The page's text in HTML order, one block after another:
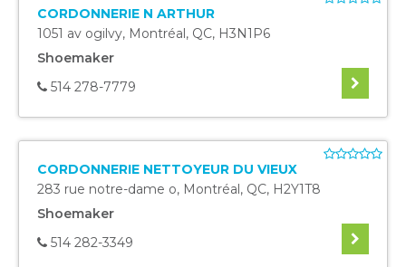
CORDONNERIE N ARTHUR
1051 av ogilvy, Montréal, QC, H3N1P6
Shoemaker
514 278-7779
CORDONNERIE NETTOYEUR DU VIEUX
283 rue notre-dame o, Montréal, QC, H2Y1T8
Shoemaker
514 282-3349